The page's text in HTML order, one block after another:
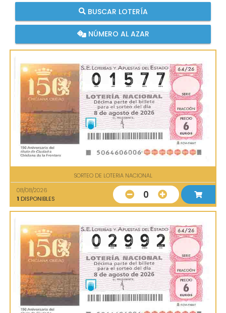
BUSCAR LOTERÍA
NÚMERO AL AZAR
SORTEO DE LOTERIA NACIONAL
08/08/2026
1 DISPONIBLES 0